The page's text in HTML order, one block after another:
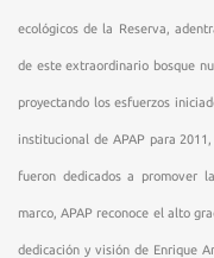
ecológicos de la Reserva,
de este extraordinario bosque
proyectando los esfuerzos
institucional de APAP para
fueron dedicados a promover
marco, APAP reconoce el alto
dedicación y visión de Enrique